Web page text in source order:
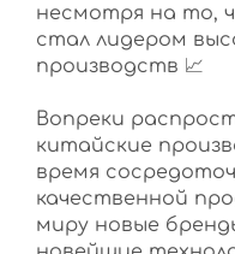
несмотря на то,
стал лидером
производств 📈
Вопреки
китайские
время
качественной
миру новые